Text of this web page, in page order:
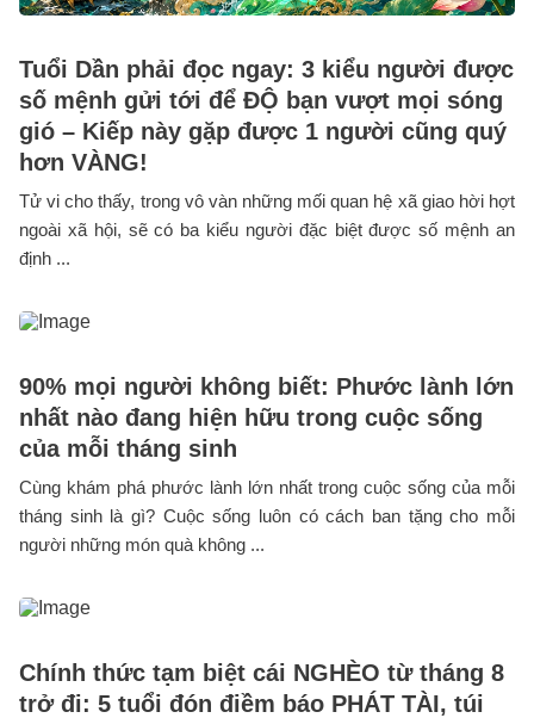
Tuổi Dần phải đọc ngay: 3 kiểu người được
số mệnh gửi tới để ĐỘ bạn vượt mọi sóng
gió – Kiếp này gặp được 1 người cũng quý
hơn VÀNG!
Tử vi cho thấy, trong vô vàn những mối quan hệ xã giao hời hợt
ngoài xã hội, sẽ có ba kiểu người đặc biệt được số mệnh an
định ...
90% mọi người không biết: Phước lành lớn
nhất nào đang hiện hữu trong cuộc sống
của mỗi tháng sinh
Cùng khám phá phước lành lớn nhất trong cuộc sống của mỗi
tháng sinh là gì? Cuộc sống luôn có cách ban tặng cho mỗi
người những món quà không ...
Chính thức tạm biệt cái NGHÈO từ tháng 8
trở đi: 5 tuổi đón điềm báo PHÁT TÀI, túi